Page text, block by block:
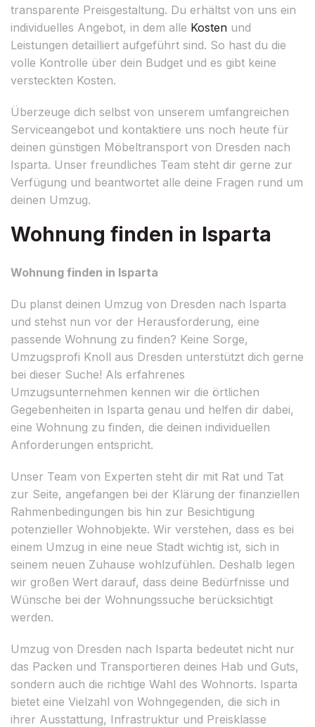
transparente Preisgestaltung. Du erhältst von uns ein
individuelles Angebot, in dem alle Kosten und
Leistungen detailliert aufgeführt sind. So hast du die
volle Kontrolle über dein Budget und es gibt keine
versteckten Kosten.
Überzeuge dich selbst von unserem umfangreichen
Serviceangebot und kontaktiere uns noch heute für
deinen günstigen Möbeltransport von Dresden nach
Isparta. Unser freundliches Team steht dir gerne zur
Verfügung und beantwortet alle deine Fragen rund um
deinen Umzug.
Wohnung finden in Isparta
Wohnung finden in Isparta
Du planst deinen Umzug von Dresden nach Isparta
und stehst nun vor der Herausforderung, eine
passende Wohnung zu finden? Keine Sorge,
Umzugsprofi Knoll aus Dresden unterstützt dich gerne
bei dieser Suche! Als erfahrenes
Umzugsunternehmen kennen wir die örtlichen
Gegebenheiten in Isparta genau und helfen dir dabei,
eine Wohnung zu finden, die deinen individuellen
Anforderungen entspricht.
Unser Team von Experten steht dir mit Rat und Tat
zur Seite, angefangen bei der Klärung der finanziellen
Rahmenbedingungen bis hin zur Besichtigung
potenzieller Wohnobjekte. Wir verstehen, dass es bei
einem Umzug in eine neue Stadt wichtig ist, sich in
seinem neuen Zuhause wohlzufühlen. Deshalb legen
wir großen Wert darauf, dass deine Bedürfnisse und
Wünsche bei der Wohnungssuche berücksichtigt
werden.
Umzug von Dresden nach Isparta bedeutet nicht nur
das Packen und Transportieren deines Hab und Guts,
sondern auch die richtige Wahl des Wohnorts. Isparta
bietet eine Vielzahl von Wohngegenden, die sich in
ihrer Ausstattung, Infrastruktur und Preisklasse